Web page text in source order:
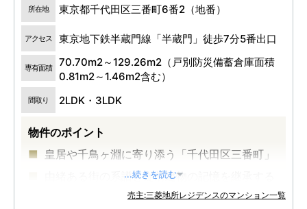
所在地 東京都千代田区三番町6番2（地番）
アクセス 東京地下鉄半蔵門線「半蔵門」徒歩7分5番出口
専有面積
70.70m2～129.26m2（戸別防災備蓄倉庫面積
0.81m2～1.46m2含む）
間取り 2LDK・3LDK
物件のポイント
皇居や千鳥ヶ淵に寄り添う「千代田区三番町」
由緒ある街の系譜と従前建物の記憶を継承する
...続きを読む
売主:三菱地所レジデンスのマンション一覧